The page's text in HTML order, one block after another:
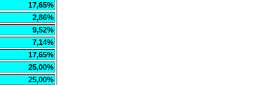
17,65%
2,86%
9,52%
7,14%
17,65%
25,00%
25,00%